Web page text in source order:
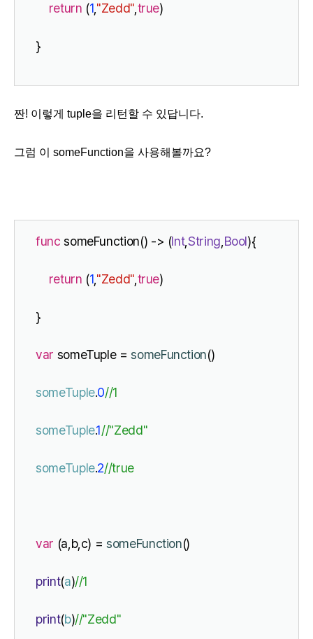
return (1 "Zedd", true)
}
짠! 이렇게 tuple을 리턴할 수 있답니다.
그럼 이 someFunction을 사용해볼까요?
func someFunction() -> (Int,String Bool){
return (1 "Zedd", true)
}
var someTuple = someFunction()
someTuple.0//1
someTuple.1//"Zedd"
someTuple.2//true
var (a,b,c) = someFunction()
print(a)//1
print(b)//"Zedd"